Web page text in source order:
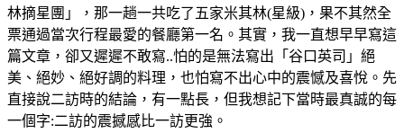
林摘星團」，那一趟一共吃了五家米其林(星級)，果不其然全
票通過當次行程最愛的餐廳第一名。其實，我一直想早早寫這
篇文章，卻又遲遲不敢寫..怕的是無法寫出「谷口英司」絕
美、絕妙、絕好調的料理，也怕寫不出心中的震憾及喜悅。先
直接說二訪時的結論，有一點長，但我想記下當時最真誠的每
一個字:二訪的震撼感比一訪更強。